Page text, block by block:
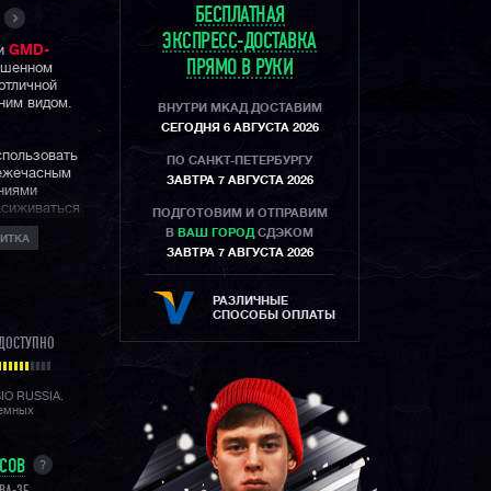
GMD-
видом.
стал
в 200
и
RUSSIA.
?
БЕСПЛАТНАЯ
ЭКСПРЕСС-ДОСТАВКА
ПРЯМО В РУКИ
ВНУТРИ МКАД ДОСТАВИМ
СЕГОДНЯ 6 АВГУСТА 2026
ПО САНКТ-ПЕТЕРБУРГУ
ЗАВТРА 7 АВГУСТА 2026
ПОДГОТОВИМ И ОТПРАВИМ
В ВАШ ГОРОД СДЭКОМ
ЗАВТРА 7 АВГУСТА 2026
РАЗЛИЧНЫЕ
СПОСОБЫ ОПЛАТЫ